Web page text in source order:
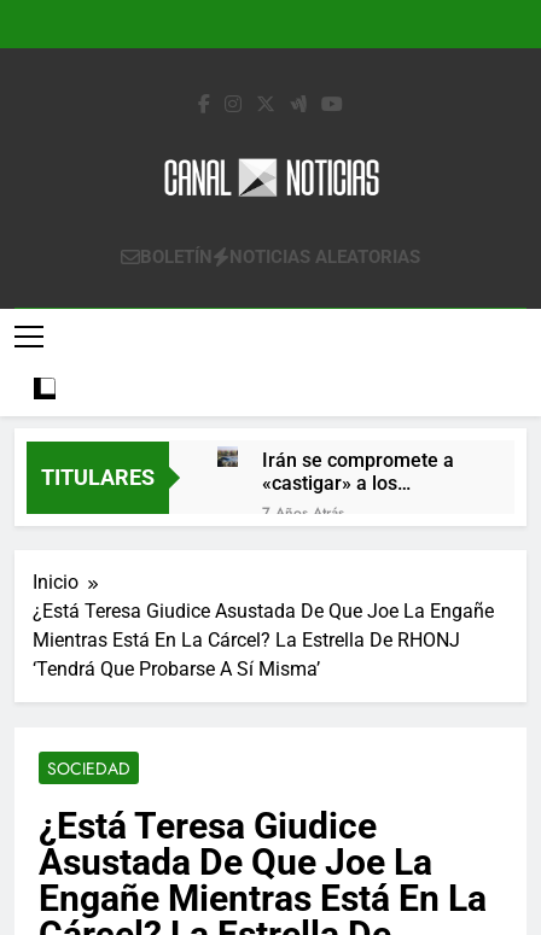
Canal Noticias
Canal Noticias
BOLETÍN NOTICIAS ALEATORIAS
TITULARES
Irán se compromete a
«castigar» a los
responsables de
derribar un avión
7 Años Atrás
diciembre
Los últimos paquetes
especiales Hush Socks
México disponibles en
7 Años Atrás
El famoso chef y
miembro de la familia
7 Años Atrás
Cápsulas Ultra Max
Testo a Precios
Especiales en México,
Chile, Argentina,
7 Años Atrás
Inicio
¿Está Teresa Giudice Asustada De Que Joe La Engañe
Mientras Está En La Cárcel? La Estrella De RHONJ
‘Tendrá Que Probarse A Sí Misma’
SOCIEDAD
¿Está Teresa Giudice
Asustada De Que Joe La
Engañe Mientras Está En La